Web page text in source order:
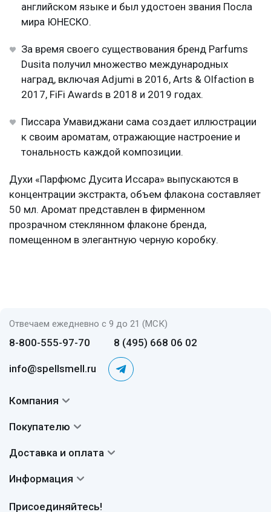
английском языке и был удостоен звания Посла
мира ЮНЕСКО.
За время своего существования бренд Parfums
Dusita получил множество международных
наград, включая Adjumi в 2016, Arts & Olfaction в
2017, FiFi Awards в 2018 и 2019 годах.
Писсара Умавиджани сама создает иллюстрации
к своим ароматам, отражающие настроение и
тональность каждой композиции.
Духи «Парфюмс Дусита Иссара» выпускаются в
концентрации экстракта, объем флакона составляет
50 мл. Аромат представлен в фирменном
прозрачном стеклянном флаконе бренда,
помещенном в элегантную черную коробку.
Отвечаем ежедневно с 9 до 21 (МСК)
8-800-555-97-70 8 (495) 668 06 02
info@spellsmell.ru
Присоединяйтесь!
Компания
Авторы
Сертификаты
Покупателю
Вопросы и ответы
Отзывы
Доставка и оплата
Доставка
Возврат
Информация